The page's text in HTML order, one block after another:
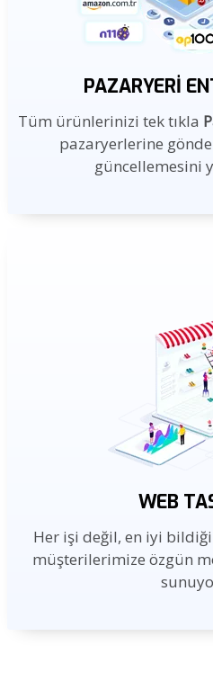
PAZARYERI
Tüm ürünlerinizi tek tıkla
pazaryerlerine
güncellemesini
WEB
Her işi değil, en iyi
müşterilerimize özgün